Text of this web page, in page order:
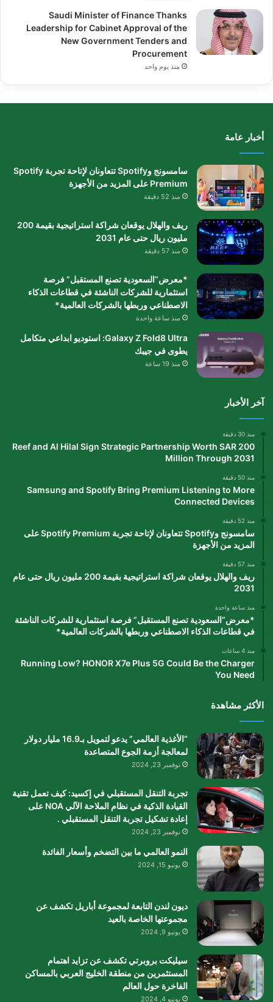
Saudi Minister of Finance Thanks
Leadership for Cabinet Approval of the
New Government Tenders and
Procurement
منذ يوم واحد
أخبار عامة
سامسونج وSpotify تتعاونان لإتاحة تجربة Spotify
Premium على المزيد من الأجهزة
منذ 52 دقيقة
ريف والهلال يوقعان شراكة استراتيجية بقيمة 200
مليون ريال حتى عام 2031
منذ 57 دقيقة
*معرض”السعودية تصنع المستقبل” فرصة
استثمارية للشركات الناشئة في قطاعات الذكاء
الاصطناعي وربطها بالشركات العالمية*
منذ ساعة واحدة
Galaxy Z Fold8 Ultra: استوديو ابداعي متكامل
يطوى في جيبك
منذ 19 ساعة
آخر الأخبار
منذ 30 دقيقة
Reef and Al Hilal Sign Strategic Partnership Worth SAR 200
Million Through 2031
منذ 50 دقيقة
Samsung and Spotify Bring Premium Listening to More
Connected Devices
منذ 52 دقيقة
سامسونج وSpotify تتعاونان لإتاحة تجربة Spotify Premium على
المزيد من الأجهزة
منذ 57 دقيقة
ريف والهلال يوقعان شراكة استراتيجية بقيمة 200 مليون ريال حتى عام
2031
منذ ساعة واحدة
*معرض”السعودية تصنع المستقبل” فرصة استثمارية للشركات الناشئة
في قطاعات الذكاء الاصطناعي وربطها بالشركات العالمية*
منذ 4 ساعات
Running Low? HONOR X7e Plus 5G Could Be the Charger
You Need
الأكثر مشاهدة
“الأغذية العالمي” يدعو لتمويل بـ16.9 مليار دولار
لمعالجة أزمة الجوع المتصاعدة
نوفمبر 23, 2024
تجربة التنقل المستقبلي في إكسيد: كيف تعمل تقنية
القيادة الذكية في نظام الملاحة الآلي NOA على
إعادة تشكيل تجربة التنقل المستقبلي .
نوفمبر 23, 2024
النمو العالمي ما بين التضخم وأسعار الفائدة
يونيو 15, 2024
ديون لندن التابعة لمجموعة أباريل تكشف عن
مجموعتها الخاصة بالعيد
يونيو 9, 2024
سيليكت بروبرتي تكشف عن تزايد اهتمام
المستثمرين من منطقة الخليج العربي بالمساكن
الفاخرة حول العالم
يونيو 4, 2024